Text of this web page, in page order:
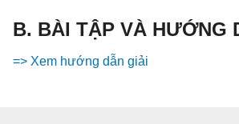
B. BÀI TẬP VÀ HƯỚNG
=> Xem hướng dẫn giải